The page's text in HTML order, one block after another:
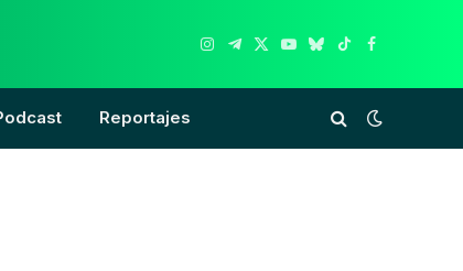
Instagram
Telegram
X
YouTube
Bluesky
TikTokFacebook
Reportajes